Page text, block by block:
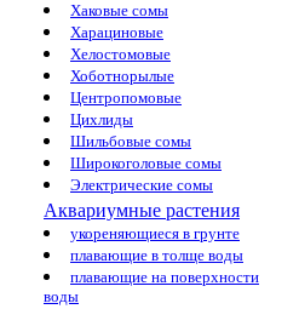
Хаковые сомы
Харациновые
Хелостомовые
Хоботнорылые
Центропомовые
Цихлиды
Шильбовые сомы
Широкоголовые сомы
Электрические сомы
Аквариумные растения
укореняющиеся в грунте
плавающие в толще воды
плавающие на поверхности
воды